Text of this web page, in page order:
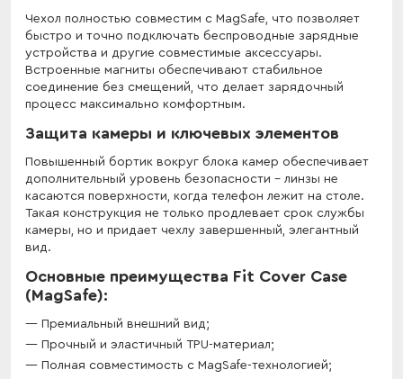
Чехол полностью совместим с MagSafe, что позволяет
быстро и точно подключать беспроводные зарядные
устройства и другие совместимые аксессуары.
Встроенные магниты обеспечивают стабильное
соединение без смещений, что делает зарядочный
процесс максимально комфортным.
Защита камеры и ключевых элементов
Повышенный бортик вокруг блока камер обеспечивает
дополнительный уровень безопасности - линзы не
касаются поверхности, когда телефон лежит на столе.
Такая конструкция не только продлевает срок службы
камеры, но и придает чехлу завершенный, элегантный
вид.
Основные преимущества Fit Cover Case
(MagSafe):
Премиальный внешний вид;
Прочный и эластичный TPU-материал;
Полная совместимость с MagSafe-технологией;